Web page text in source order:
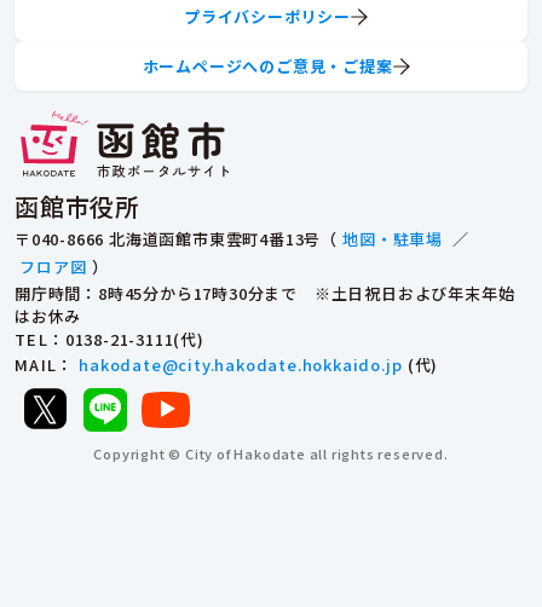
函館市役所
〒040-8666 北海道函館市東雲町4番13号（ 地図・駐車場 ／
フロア図 ）
開庁時間：8時45分から17時30分まで ※土日祝日および年末年始
はお休み
TEL ：0138-21-3111(代)
MAIL ： hakodate@city.hakodate.hokkaido.jp (代)
プライバシーポリシー
ホームページへのご意見・ご提案
Copyright © City of Hakodate all rights reserved.